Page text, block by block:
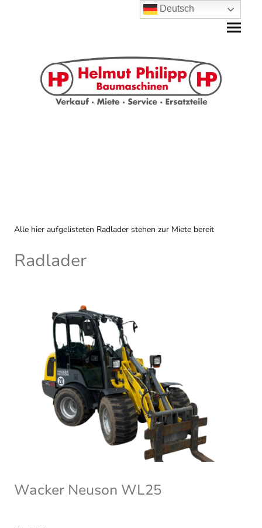
Alle hier aufgelisteten Radlader stehen zur Miete bereit
Radlader
Wacker Neuson WL25
Deutsch